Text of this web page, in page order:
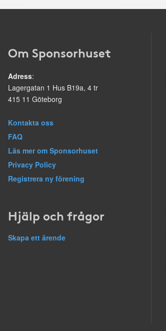
Om Sponsorhuset
Adress:
Lagergatan 1 Hus B19a, 4 tr
415 11 Göteborg
Kontakta oss
FAQ
Läs mer om Sponsorhuset
Privacy Policy
Registrera ny förening
Hjälp och frågor
Skapa ett ärende